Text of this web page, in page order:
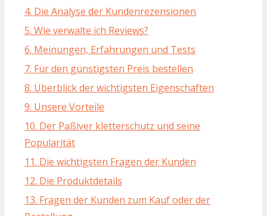
4. Die Analyse der Kundenrezensionen
5. Wie verwalte ich Reviews?
6. Meinungen, Erfahrungen und Tests
7. Für den günstigsten Preis bestellen
8. Überblick der wichtigsten Eigenschaften
9. Unsere Vorteile
10. Der Paßiver kletterschutz und seine
Popularität
11. Die wichtigsten Fragen der Kunden
12. Die Produktdetails
13. Fragen der Kunden zum Kauf oder der